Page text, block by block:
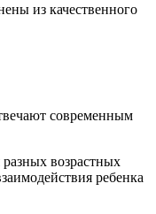
из качественного
современным
возрастных
ребенка